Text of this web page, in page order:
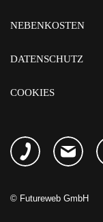
NEBENKOSTEN
DATENSCHUTZ
COOKIES
© Futureweb GmbH